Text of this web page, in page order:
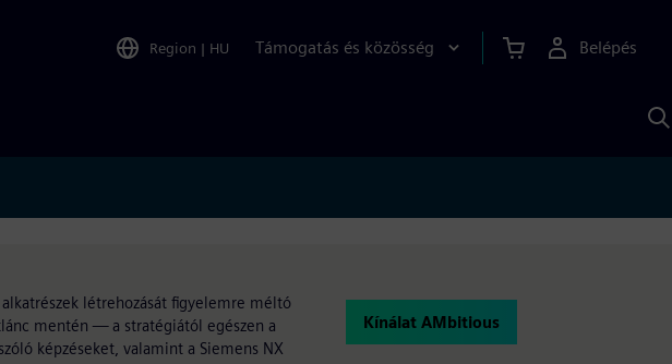
Region | HU Támogatás és közösség Belépés
létrehozását figyelemre méltó
mentén — a stratégiától egészen a
képzéseket, valamint a Siemens NX
Kínálat AMbitious